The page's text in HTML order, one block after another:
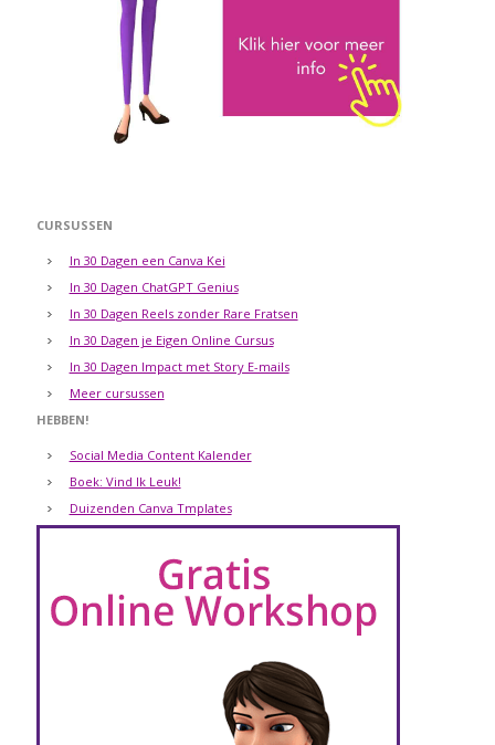
CURSUSSEN
In 30 Dagen een Canva Kei
In 30 Dagen ChatGPT Genius
In 30 Dagen Reels zonder Rare Fratsen
In 30 Dagen je Eigen Online Cursus
In 30 Dagen Impact met Story E-mails
Meer cursussen
HEBBEN!
Social Media Content Kalender
Boek: Vind Ik Leuk!
Duizenden Canva Tmplates